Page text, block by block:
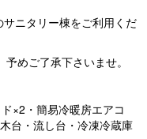
ニタリー棟をご利用くだ
めご了承下さいませ。
×2・簡易冷暖房エアコ
台・流し台・冷凍冷蔵庫